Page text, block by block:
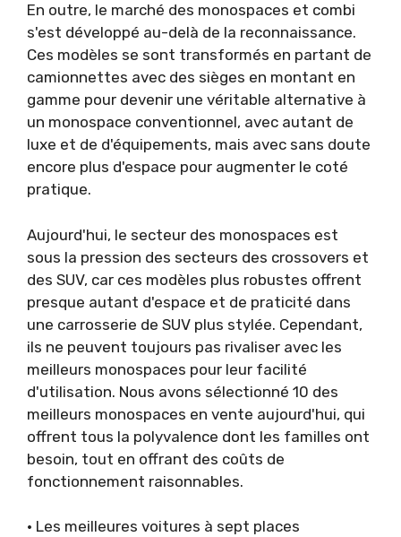
En outre, le marché des monospaces et combi
s'est développé au-delà de la reconnaissance.
Ces modèles se sont transformés en partant de
camionnettes avec des sièges en montant en
gamme pour devenir une véritable alternative à
un monospace conventionnel, avec autant de
luxe et de d'équipements, mais avec sans doute
encore plus d'espace pour augmenter le coté
pratique.
Aujourd'hui, le secteur des monospaces est
sous la pression des secteurs des crossovers et
des SUV, car ces modèles plus robustes offrent
presque autant d'espace et de praticité dans
une carrosserie de SUV plus stylée. Cependant,
ils ne peuvent toujours pas rivaliser avec les
meilleurs monospaces pour leur facilité
d'utilisation. Nous avons sélectionné 10 des
meilleurs monospaces en vente aujourd'hui, qui
offrent tous la polyvalence dont les familles ont
besoin, tout en offrant des coûts de
fonctionnement raisonnables.
• Les meilleures voitures à sept places